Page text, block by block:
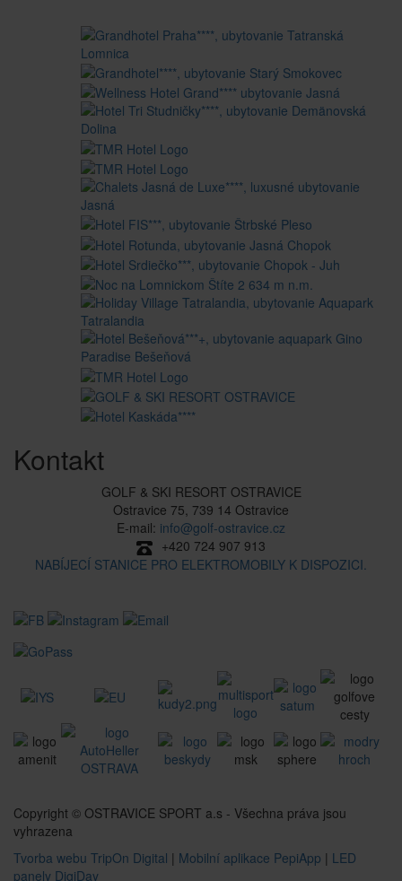
Kontakt
GOLF & SKI RESORT OSTRAVICE
Ostravice 75, 739 14 Ostravice
E-mail: info@golf-ostravice.cz
+420 724 907 913
NABÍJECÍ STANICE PRO ELEKTROMOBILY K DISPOZICI.
Copyright © OSTRAVICE SPORT a.s - Všechna práva jsou
vyhrazena
Tvorba webu TripOn Digital | Mobilní aplikace PepiApp | LED
panely DigiDay